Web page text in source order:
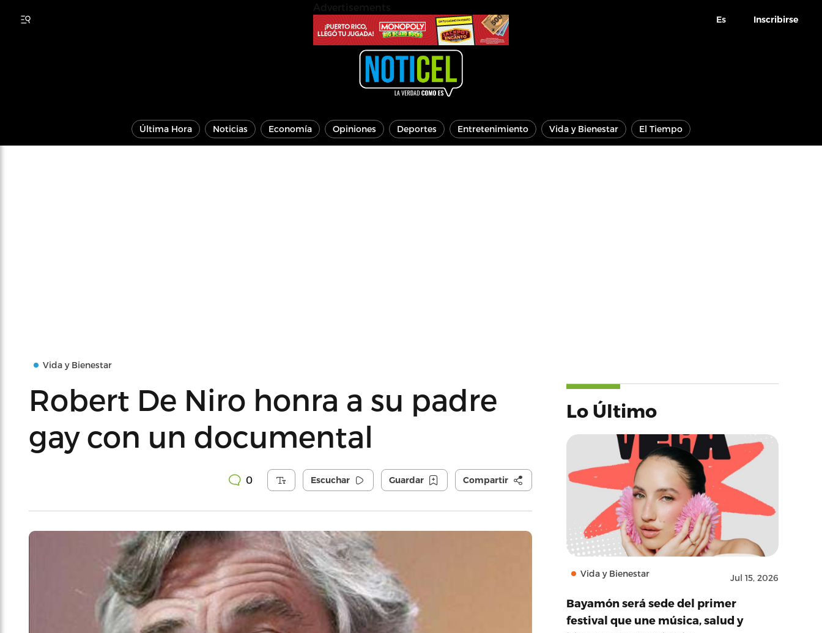
Es Inscribirse
Última Hora Noticias Economía Opiniones Deportes Entretenimiento Vida y Bienestar El Tiempo
Vida y Bienestar
Robert De Niro honra a su padre
gay con un documental
0 Escuchar Guardar Compartir
Lo Último
Vida y Bienestar Jul 15, 2026
Bayamón será sede del primer
festival que une música, salud y